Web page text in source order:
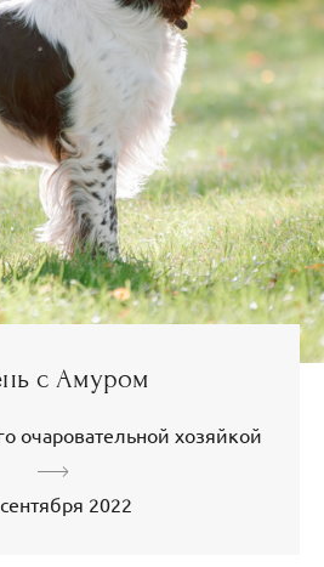
с Амуром
очаровательной хозяйкой
2022